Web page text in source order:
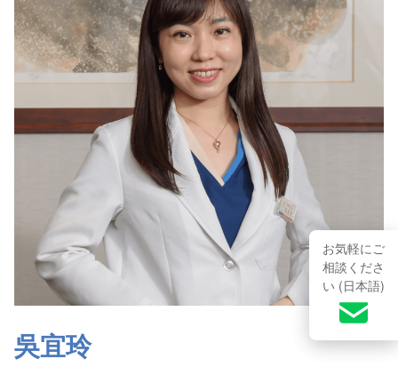
お気軽にご
相談くださ
い (日本語)
吳宜玲